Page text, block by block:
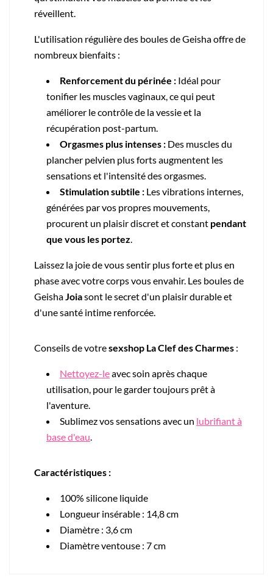
réveillent.
L'utilisation régulière des boules de Geisha offre de
nombreux bienfaits :
Renforcement du périnée : Idéal pour
tonifier les muscles vaginaux, ce qui peut
améliorer le contrôle de la vessie et la
récupération post-partum.
Orgasmes plus intenses : Des muscles du
plancher pelvien plus forts augmentent les
sensations et l'intensité des orgasmes.
Stimulation subtile : Les vibrations internes,
générées par vos propres mouvements,
procurent un plaisir discret et constant pendant
que vous les portez
Laissez la joie de vous sentir plus forte et plus en
phase avec votre corps vous envahir. Les boules de
Geisha Joiasont le secret d'un plaisir durable et
d'une santé intime renforcée.
Conseils de votresexshop La Clef des Charmes :
Nettoyez-leavec soin après chaque
utilisation, pour le garder toujours prêt à
l'aventure.
Sublimez vos sensations avec un lubrifiant à
base d'eau
Caractéristiques :
100% silicone liquide
Longueur insérable : 14,8 cm
Diamètre : 3,6 cm
Diamètre ventouse : 7 cm